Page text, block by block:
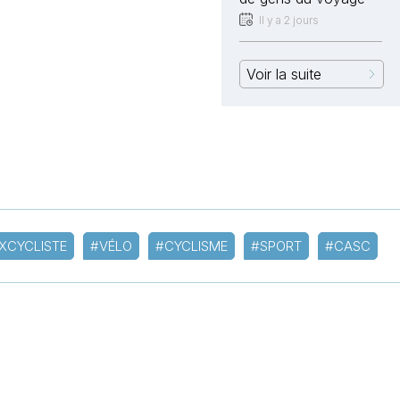
Il y a 2 jours
Voir la suite
#VÉLO #CYCLISME #SPORT #CASC